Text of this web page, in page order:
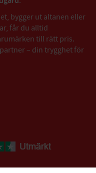
bygger ut altanen eller
får du alltid
till rätt pris.
– din trygghet för